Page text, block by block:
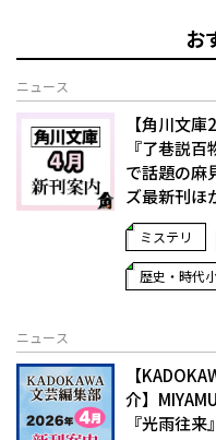
お
ニュース
【角川文
『了巷説
で話題の麻
ズ最新刊ほ
ミステリ
歴史・時代
ニュース
【
介】
『光雨往